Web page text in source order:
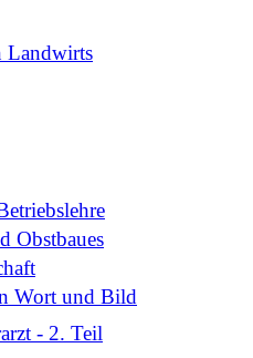
Landwirts
Obstbaues
Wort und Bild
- 2. Teil